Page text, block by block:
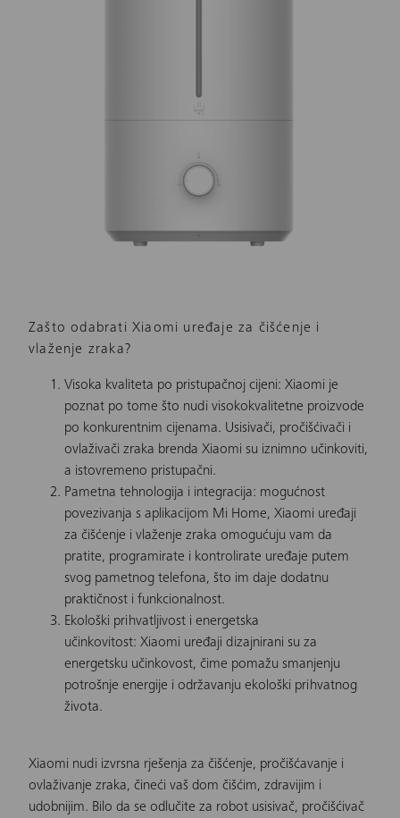
Zašto odabrati Xiaomi uređaje za čišćenje i
vlaženje zraka?
Visoka kvaliteta po pristupačnoj cijeni: Xiaomi je
poznat po tome što nudi visokokvalitetne proizvode
po konkurentnim cijenama. Usisivači, pročišćivači i
ovlaživači zraka brenda Xiaomi su iznimno učinkoviti,
a istovremeno pristupačni.
Pametna tehnologija i integracija: mogućnost
povezivanja s aplikacijom Mi Home, Xiaomi uređaji
za čišćenje i vlaženje zraka omogućuju vam da
pratite, programirate i kontrolirate uređaje putem
svog pametnog telefona, što im daje dodatnu
praktičnost i funkcionalnost.
Ekološki prihvatljivost i energetska
učinkovitost: Xiaomi uređaji dizajnirani su za
energetsku učinkovost, čime pomažu smanjenju
potrošnje energije i održavanju ekološki prihvatnog
života.
Xiaomi nudi izvrsna rješenja za čišćenje, pročišćavanje i
ovlaživanje zraka, čineći vaš dom čišćim, zdravijim i
udobnijim. Bilo da se odlučite za robot usisivač, pročišćivač